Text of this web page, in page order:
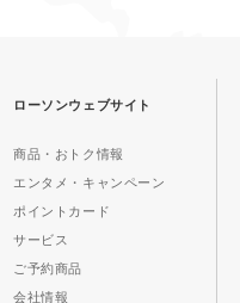
ローソンウェブサイト
商品・おトク情報
エンタメ・キャンペーン
ポイントカード
サービス
ご予約商品
会社情報